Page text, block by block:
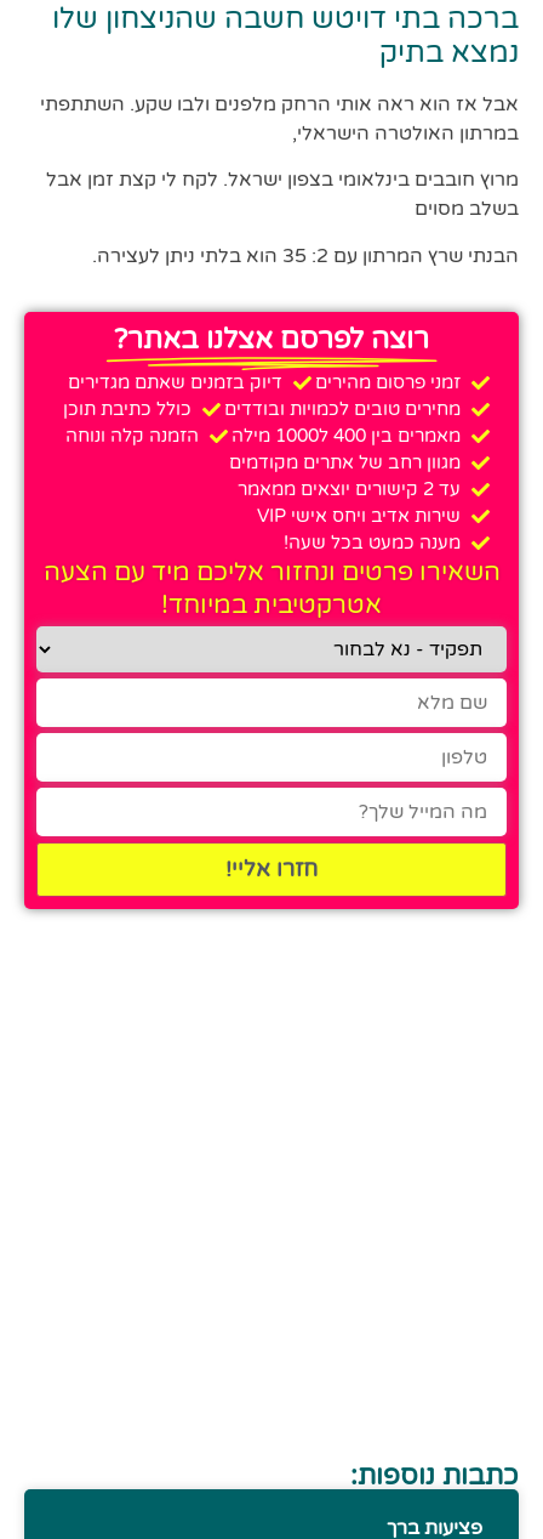
ברכה בתי דויטש חשבה שהניצחון שלו
נמצא בתיק
אבל אז הוא ראה אותי הרחק מלפנים ולבו שקע. השתתפתי
במרתון האולטרה הישראלי,
מרוץ חובבים בינלאומי בצפון ישראל. לקח לי קצת זמן אבל
בשלב מסוים
הבנתי שרץ המרתון עם 2: 35 הוא בלתי ניתן לעצירה.
רוצה לפרסם אצלנו באתר?
זמני פרסום מהירים
דיוק בזמנים שאתם מגדירים
מחירים טובים לכמויות ובודדים
כולל כתיבת תוכן
מאמרים בין 400 ל1000 מילה
הזמנה קלה ונוחה
מגוון רחב של אתרים מקודמים
עד 2 קישורים יוצאים ממאמר
שירות אדיב ויחס אישי VIP
מענה כמעט בכל שעה!
השאירו פרטים ונחזור אליכם מיד עם הצעה
אטרקטיבית במיוחד!
חזרו אליי!
כתבות נוספות:
פציעות ברך